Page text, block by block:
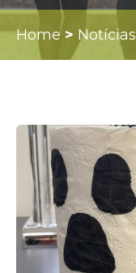
Home > Notícias